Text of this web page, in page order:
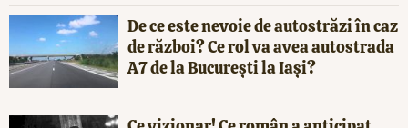
De ce este nevoie de autostrăzi în caz
de război? Ce rol va avea autostrada
A7 de la București la Iași?